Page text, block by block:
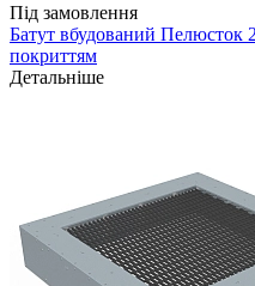
Під замовлення
Батут вбудований
покриттям
Детальніше